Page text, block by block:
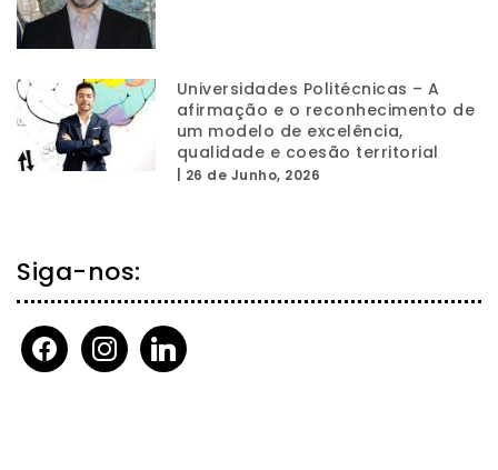
Universidades Politécnicas – A
afirmação e o reconhecimento de
um modelo de excelência,
qualidade e coesão territorial
26 de Junho, 2026
Siga-nos:
facebookinstagramlinkedin